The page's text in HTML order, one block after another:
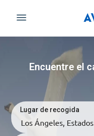
Encuentre el
Lugar de recogida